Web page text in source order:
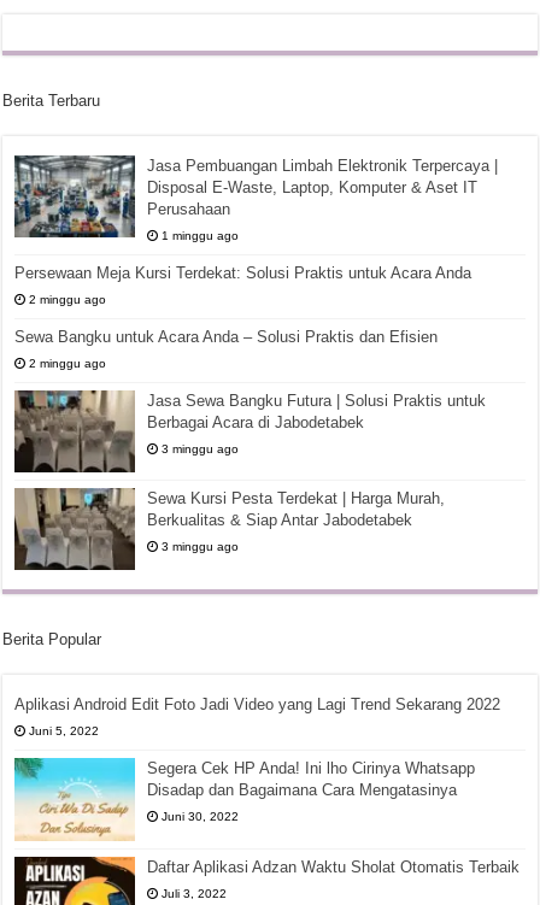
Berita Terbaru
Jasa Pembuangan Limbah Elektronik Terpercaya |
Disposal E-Waste, Laptop, Komputer & Aset IT
Perusahaan
1 minggu ago
Persewaan Meja Kursi Terdekat: Solusi Praktis untuk Acara Anda
2 minggu ago
Sewa Bangku untuk Acara Anda – Solusi Praktis dan Efisien
2 minggu ago
Jasa Sewa Bangku Futura | Solusi Praktis untuk
Berbagai Acara di Jabodetabek
3 minggu ago
Sewa Kursi Pesta Terdekat | Harga Murah,
Berkualitas & Siap Antar Jabodetabek
3 minggu ago
Berita Popular
Aplikasi Android Edit Foto Jadi Video yang Lagi Trend Sekarang 2022
Juni 5, 2022
Segera Cek HP Anda! Ini lho Cirinya Whatsapp
Disadap dan Bagaimana Cara Mengatasinya
Juni 30, 2022
Daftar Aplikasi Adzan Waktu Sholat Otomatis Terbaik
Juli 3, 2022